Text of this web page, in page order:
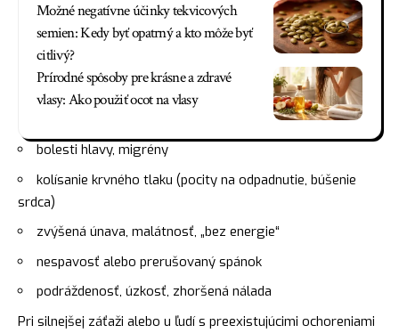
Možné negatívne účinky tekvicových
semien: Kedy byť opatrný a kto môže byť
citlivý?
Prírodné spôsoby pre krásne a zdravé
vlasy: Ako použiť ocot na vlasy
bolesti hlavy, migrény
kolísanie krvného tlaku (pocity na odpadnutie, búšenie
srdca)
zvýšená únava, malátnosť, „bez energie“
nespavosť alebo prerušovaný spánok
podráždenosť, úzkosť, zhoršená nálada
Pri silnejšej záťaži alebo u ľudí s preexistujúcimi ochoreniami